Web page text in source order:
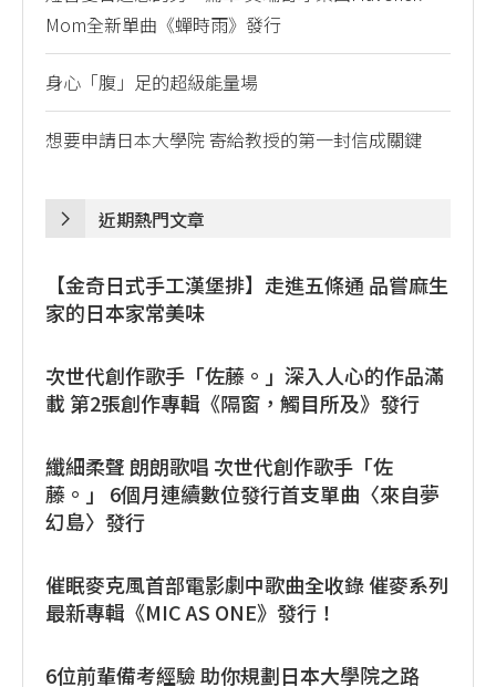
Mom全新單曲《蟬時雨》發行
身心「腹」足的超級能量場
想要申請日本大學院 寄給教授的第一封信成關鍵
近期熱門文章
【金奇日式手工漢堡排】走進五條通 品嘗麻生
家的日本家常美味
次世代創作歌手「佐藤。」深入人心的作品滿
載 第2張創作專輯《隔窗，觸目所及》發行
纖細柔聲 朗朗歌唱 次世代創作歌手「佐
藤。」 6個月連續數位發行首支單曲〈來自夢
幻島〉發行
催眠麥克風首部電影劇中歌曲全收錄 催麥系列
最新專輯《MIC AS ONE》發行！
6位前輩備考經驗 助你規劃日本大學院之路